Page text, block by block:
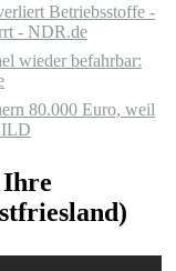
Betriebsstoffe -
- NDR.de
wieder befahrbar:
80.000 Euro, weil
Ihre